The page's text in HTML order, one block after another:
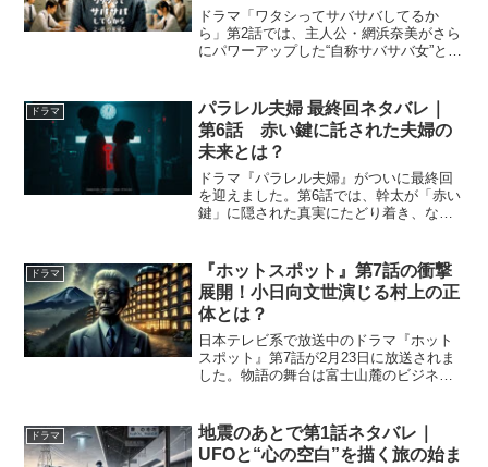
ドラマ「ワタシってサバサバしてるか
ら」第2話では、主人公・網浜奈美がさら
にパワーアップした“自称サバサバ女”とし
奈美ですが、合コン後に山城へのアプロ
ーチが空振りに終わる...
ドラマ
パラレル夫婦 最終回ネタバレ｜
第6話 赤い鍵に託された夫婦の
未来とは？
ドラマ『パラレル夫婦』がついに最終回
を迎えました。第6話では、幹太が「赤い
鍵」に隠された真実にたどり着き、なつ
望――愛の本質が問われる感動のラスト
を、ネタバレありで...
ドラマ
『ホットスポット』第7話の衝撃
展開！小日向文世演じる村上の正
体とは？
日本テレビ系で放送中のドラマ『ホット
スポット』第7話が2月23日に放送されま
した。物語の舞台は富士山麓のビジネス
宙人や未来人が登場し、視聴者を驚かせ
る展開が続いています...
ドラマ
地震のあとで第1話ネタバレ｜
UFOと“心の空白”を描く旅の始ま